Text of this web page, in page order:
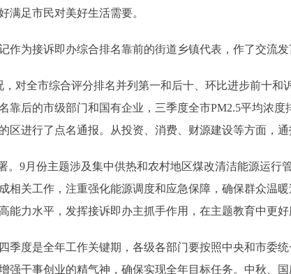
满足市民对美好生活需要。
为接诉即办综合排名靠前的街道乡镇代表，作了交流发
全市综合评分排名并列第一和后十、环比进步前十和
靠后的市级部门和国有企业，三季度全市PM2.5平均浓度
区进行了点名通报。从投资、消费、财源建设等方面，通
9月份主题涉及集中供热和农村地区煤改清洁能源运行
相关工作，注重强化能源调度和应急保障，确保群众温
能力水平，发挥接诉即办主抓手作用，在主题教育中更好
度是全年工作关键期，各级各部门要按照中央和市委统
强干事创业的精气神，确保实现全年目标任务。中秋、